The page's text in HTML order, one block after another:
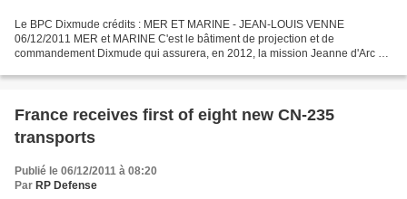
Le BPC Dixmude crédits : MER ET MARINE - JEAN-LOUIS VENNE
06/12/2011 MER et MARINE C'est le bâtiment de projection et de
commandement Dixmude qui assurera, en 2012, la mission Jeanne d'Arc de
France receives first of eight new CN-235
transports
Publié le 06/12/2011 à 08:20
Par RP Defense